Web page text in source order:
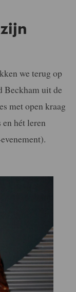
we terug op
Beckham uit de
met open kraag
hét leren